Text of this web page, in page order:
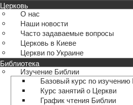
Церковь
О нас
Наши новости
Часто задаваемые вопросы
Церковь в Киеве
Церкви по Украине
Библиотека
Изучение Библии
Базовый курс по изучению
Курс занятий о Церкви
График чтения Библии